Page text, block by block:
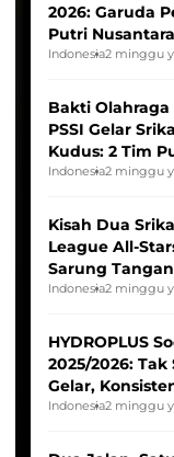
2026: Garuda
Putri
Indonesia2 minggu
Bakti
PSSI Gelar
Kudus: 2 Tim
Tim Asia
Indonesia2 minggu
Kisah Dua
League All-
Sarung
Pernah Padam
Indonesia2 minggu
HYDROPLUS
2025/2026:
Gelar,
Indonesia2 minggu